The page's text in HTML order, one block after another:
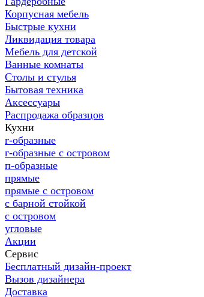
Корпусная мебель
Быстрые кухни
Ликвидация товара
Мебель для детской
Ванные комнаты
Столы и стулья
Бытовая техника
Аксессуары
Распродажа образцов
Кухни
г-образные
г-образные с островом
п-образные
прямые
прямые с островом
с барной стойкой
с островом
угловые
Акции
Сервис
Бесплатный дизайн-проект
Вызов дизайнера
Доставка